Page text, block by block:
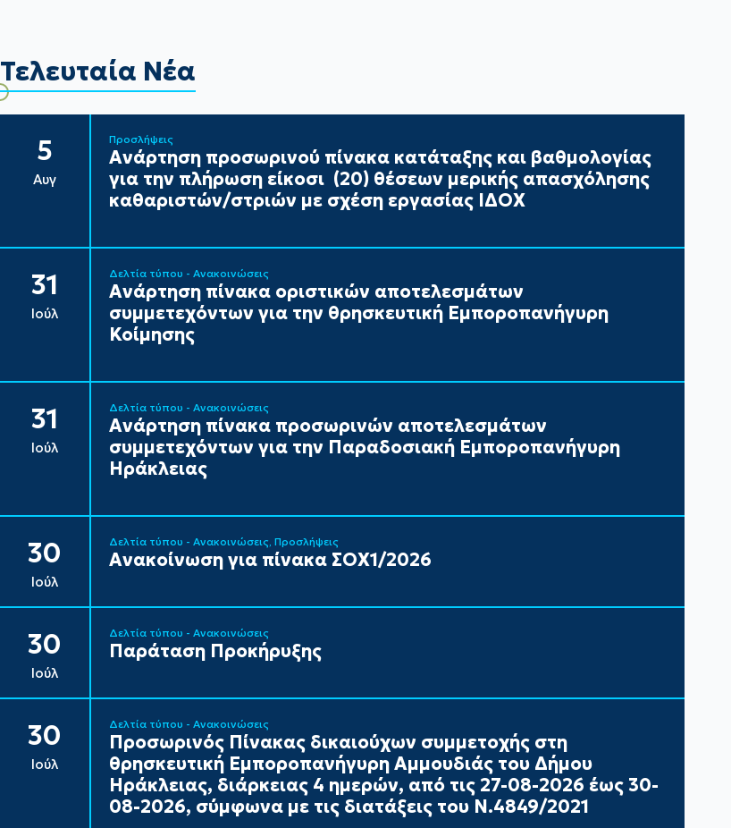
Τελευταία Νέα
5
Αυγ
Προσλήψεις
Ανάρτηση προσωρινού πίνακα κατάταξης και βαθμολογίας
για την πλήρωση είκοσι (20) θέσεων μερικής απασχόλησης
καθαριστών/στριών με σχέση εργασίας ΙΔΟΧ
31
Ιούλ
Δελτία τύπου - Ανακοινώσεις
Ανάρτηση πίνακα οριστικών αποτελεσμάτων
συμμετεχόντων για την θρησκευτική Εμποροπανήγυρη
Κοίμησης
31
Ιούλ
Δελτία τύπου - Ανακοινώσεις
Ανάρτηση πίνακα προσωρινών αποτελεσμάτων
συμμετεχόντων για την Παραδοσιακή Εμποροπανήγυρη
Ηράκλειας
30
Ιούλ
Δελτία τύπου - Ανακοινώσεις Προσλήψεις
Ανακοίνωση για πίνακα ΣΟΧ1/2026
30
Ιούλ
Δελτία τύπου - Ανακοινώσεις
Παράταση Προκήρυξης
30
Ιούλ
Δελτία τύπου - Ανακοινώσεις
Προσωρινός Πίνακας δικαιούχων συμμετοχής στη
θρησκευτική Εμποροπανήγυρη Αμμουδιάς του Δήμου
Ηράκλειας, διάρκειας 4 ημερών, από τις 27-08-2026 έως 30-
08-2026, σύμφωνα με τις διατάξεις του Ν.4849/2021